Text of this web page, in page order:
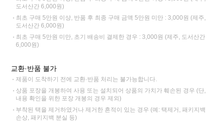
도서산간 6,000원)
최초 구매 5만원 이상, 반품 후 최종 구매 금액 5만원 미만 : 3,000원 (제주,
도서산간 6,000원)
최초 구매 5만원 미만, 초기 배송비 결제한 경우 : 3,000원 (제주, 도서산간
6,000원)
교환·반품 불가
제품이 도착하기 전에 교환·반품 처리는 불가능합니다.
상품 포장을 개봉하여 사용 또는 설치되어 상품의 가치가 훼손된 경우 (단,
내용 확인을 위한 포장 개봉의 경우 제외)
부착된 택을 제거하였거나 제거한 흔적이 있는 경우 (예: 택제거, 패키지백
손상, 패키지백 분실 등)